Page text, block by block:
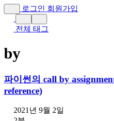
로그인 회원가입
전체 태그
by
파이썬의 call by
reference)
2021년 9월 2일